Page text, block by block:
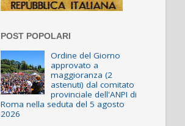
POST POPOLARI
Ordine del Giorno
approvato a
maggioranza (2
astenuti) dal comitato
provinciale dell'ANPI di
Roma nella seduta del 5 agosto
2026